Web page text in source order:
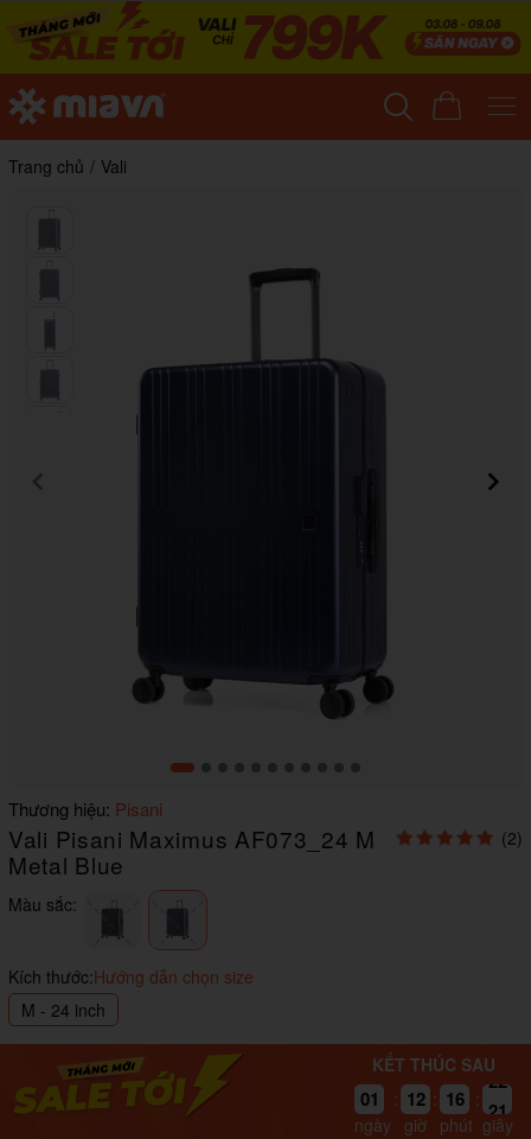
Trang chủ / Vali
Item
1
of
11
Thương hiệu: Pisani
Vali Pisani Maximus AF073_24 M
Metal Blue
(2)
Màu sắc:
Kích thước:Hướng dẫn chọn size
M - 24 inch
KẾT THÚC SAU
01
ngày
: 12
giờ
: 16
phút
: 20
giây